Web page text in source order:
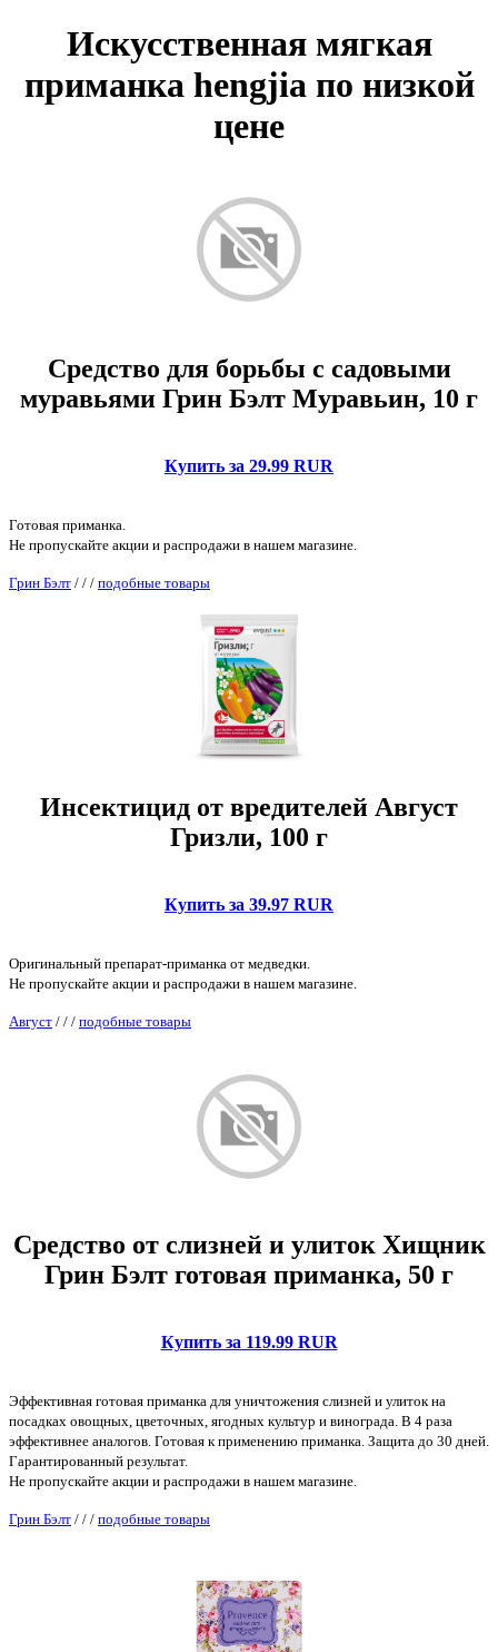
Искусственная мягкая
приманка hengjia по низкой
цене
Средство для борьбы с садовыми
муравьями Грин Бэлт Муравьин, 10 г
Купить за 29.99 RUR
Готовая приманка.
Не пропускайте акции и распродажи в нашем магазине.
Грин Бэлт / / / подобные товары
Инсектицид от вредителей Август
Гризли, 100 г
Купить за 39.97 RUR
Оригинальный препарат-приманка от медведки.
Не пропускайте акции и распродажи в нашем магазине.
Август / / / подобные товары
Средство от слизней и улиток Хищник
Грин Бэлт готовая приманка, 50 г
Купить за 119.99 RUR
Эффективная готовая приманка для уничтожения слизней и улиток на
посадках овощных, цветочных, ягодных культур и винограда. В 4 раза
эффективнее аналогов. Готовая к применению приманка. Защита до 30 дней.
Гарантированный результат.
Не пропускайте акции и распродажи в нашем магазине.
Грин Бэлт / / / подобные товары